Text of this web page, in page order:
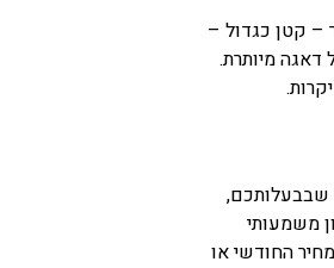
– קטן כגדול –
דאגה מיותרת.
שבבעלותכם,
משמעותי
החודשי או